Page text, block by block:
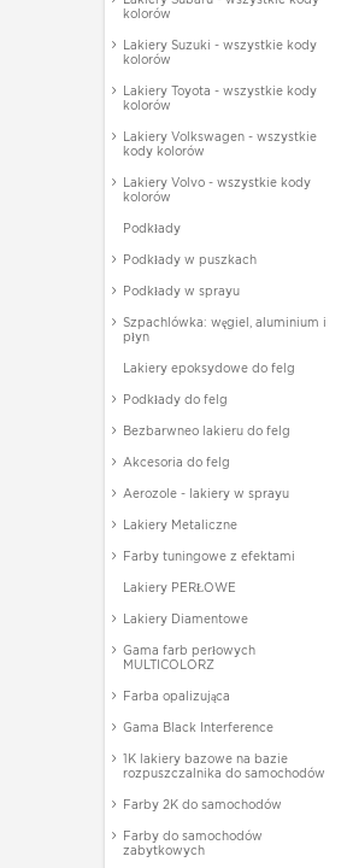
kolorów
Lakiery Suzuki - wszystkie kody
kolorów
Lakiery Toyota - wszystkie kody
kolorów
Lakiery Volkswagen - wszystkie
kody kolorów
Lakiery Volvo - wszystkie kody
kolorów
Podkłady
Podkłady w puszkach
Podkłady w sprayu
Szpachlówka: węgiel, aluminium i
płyn
Lakiery epoksydowe do felg
Podkłady do felg
Bezbarwneo lakieru do felg
Akcesoria do felg
Aerozole - lakiery w sprayu
Lakiery Metaliczne
Farby tuningowe z efektami
Lakiery PERŁOWE
Lakiery Diamentowe
Gama farb perłowych
MULTICOLORZ
Farba opalizująca
Gama Black Interference
1K lakiery bazowe na bazie
rozpuszczalnika do samochodów
Farby 2K do samochodów
Farby do samochodów
zabytkowych